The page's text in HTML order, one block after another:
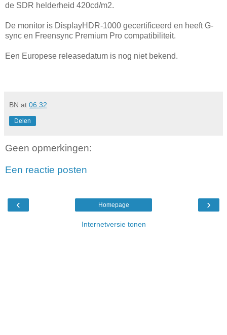
de SDR helderheid 420cd/m2.
De monitor is DisplayHDR-1000 gecertificeerd en heeft G-
sync en Freensync Premium Pro compatibiliteit.
Een Europese releasedatum is nog niet bekend.
BN at 06:32
Delen
Geen opmerkingen:
Een reactie posten
‹ ›
Homepage
Internetversie tonen